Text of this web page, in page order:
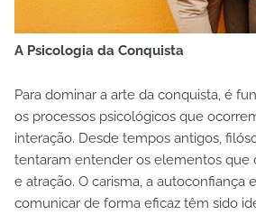
A Psicologia da Conquista
Para dominar a arte da conquista, é
os processos psicológicos que
interação. Desde tempos antigos,
tentaram entender os elementos que
e atração. O carisma, a autoconfiança
comunicar de forma eficaz têm sido